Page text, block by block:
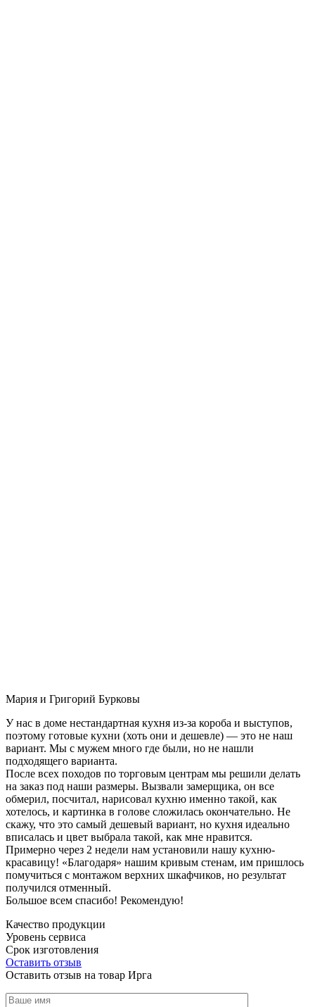
Мария и Григорий Бурковы
У нас в доме нестандартная кухня из-за короба и выступов,
поэтому готовые кухни (хоть они и дешевле) — это не наш
вариант. Мы с мужем много где были, но не нашли
подходящего варианта.
После всех походов по торговым центрам мы решили делать
на заказ под наши размеры. Вызвали замерщика, он все
обмерил, посчитал, нарисовал кухню именно такой, как
хотелось, и картинка в голове сложилась окончательно. Не
скажу, что это самый дешевый вариант, но кухня идеально
вписалась и цвет выбрала такой, как мне нравится.
Примерно через 2 недели нам установили нашу кухню-
красавицу! «Благодаря» нашим кривым стенам, им пришлось
помучиться с монтажом верхних шкафчиков, но результат
получился отменный.
Большое всем спасибо! Рекомендую!
Качество продукции
Уровень сервиса
Срок изготовления
Оставить отзыв
Оставить отзыв на товар Ирга